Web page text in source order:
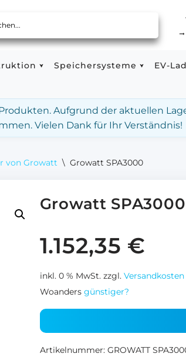
Speichersysteme
EV-
Aufgrund der aktuellen
Vielen Dank für Ihr Verständnis!
von Growatt \ Growatt SPA3000
Growatt SPA3000
1.152,35 €
inkl. 0 % MwSt. zzgl. Versandkosten
Woanders günstiger?
Artikelnummer: GROWATT